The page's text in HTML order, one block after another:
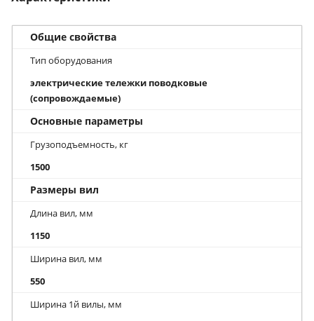
Общие свойства
Тип оборудования
электрические тележки поводковые
(сопровождаемые)
Основные параметры
Грузоподъемность, кг
1500
Размеры вил
Длина вил, мм
1150
Ширина вил, мм
550
Ширина 1й вилы, мм